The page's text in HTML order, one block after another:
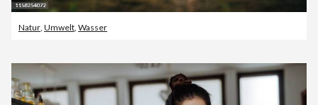
Natur Umwelt Wasser